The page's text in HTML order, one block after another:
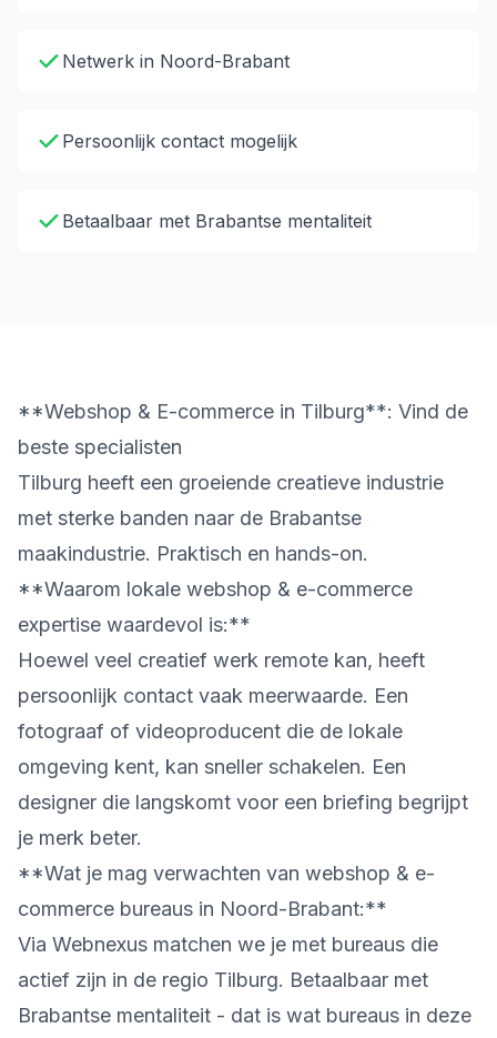
Netwerk in Noord-Brabant
Persoonlijk contact mogelijk
Betaalbaar met Brabantse mentaliteit
**Webshop & E-commerce in Tilburg**: Vind de
beste specialisten
Tilburg heeft een groeiende creatieve industrie
met sterke banden naar de Brabantse
maakindustrie. Praktisch en hands-on.
**Waarom lokale webshop & e-commerce
expertise waardevol is:**
Hoewel veel creatief werk remote kan, heeft
persoonlijk contact vaak meerwaarde. Een
fotograaf of videoproducent die de lokale
omgeving kent, kan sneller schakelen. Een
designer die langskomt voor een briefing begrijpt
je merk beter.
**Wat je mag verwachten van webshop & e-
commerce bureaus in Noord-Brabant:**
Via Webnexus matchen we je met bureaus die
actief zijn in de regio Tilburg. Betaalbaar met
Brabantse mentaliteit - dat is wat bureaus in deze